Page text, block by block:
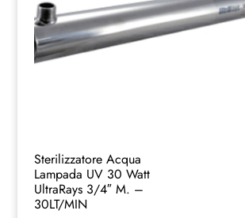
Sterilizzatore Acqua
Lampada UV 30 Watt
UltraRays 3/4″ M. –
30LT/MIN